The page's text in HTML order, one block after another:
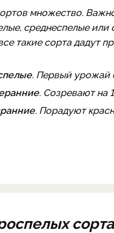
множество.
среднеспелые или
такие сорта дадут
. Первый урожай
. Созревают на
. Порадуют